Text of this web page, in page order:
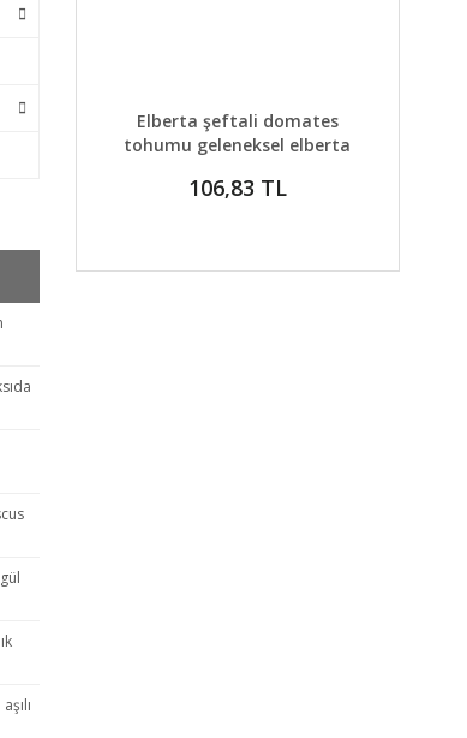
DETAYLAR GELİNCE HABER VER
Elberta şeftali domates
tohumu geleneksel elberta
106,83 TL